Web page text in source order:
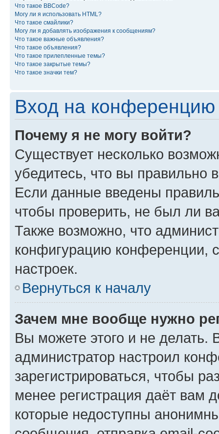
Что такое BBCode?
Могу ли я использовать HTML?
Что такое смайлики?
Могу ли я добавлять изображения к сообщениям?
Что такое важные объявления?
Что такое объявления?
Что такое прилепленные темы?
Что такое закрытые темы?
Что такое значки тем?
Вход на конференцию
Почему я не могу войти?
Существует несколько
убедитесь, что вы правильно
Если данные введены
чтобы проверить, не был ли
Также возможно, что
конфигурацию конференции,
настроек.
Вернуться к началу
Зачем мне вообще нужно
Вы можете этого и не делать.
администратор настроил
зарегистрироваться, чтобы
менее регистрация даёт вам
которые недоступны